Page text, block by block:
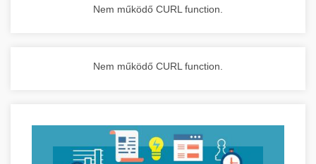
Nem működő CURL function.
Nem működő CURL function.